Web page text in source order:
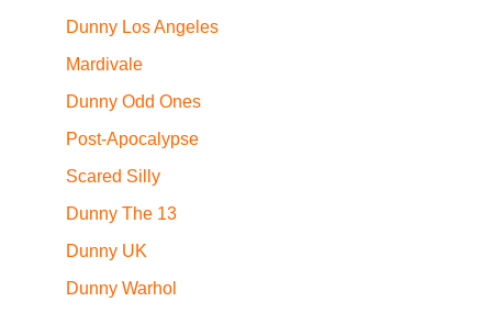
Dunny Los Angeles
Mardivale
Dunny Odd Ones
Post-Apocalypse
Scared Silly
Dunny The 13
Dunny UK
Dunny Warhol